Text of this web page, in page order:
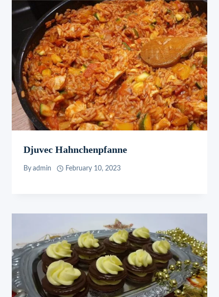
Djuvec Hahnchenpfanne
By admin February 10, 2023